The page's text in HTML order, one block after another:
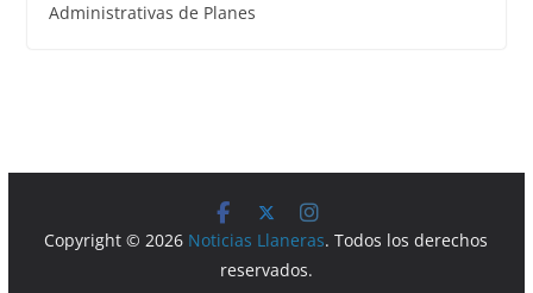
Administrativas de Planes
Copyright © 2026 Noticias Llaneras. Todos los derechos
reservados.